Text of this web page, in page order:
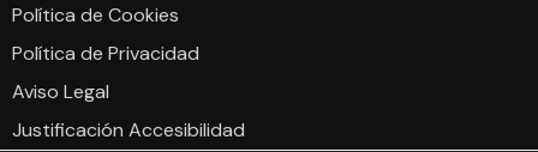
Política de Cookies
Política de Privacidad
Aviso Legal
Justificación Accesibilidad